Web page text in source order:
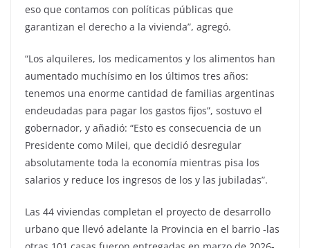
eso que contamos con políticas públicas que
garantizan el derecho a la vivienda”, agregó.
“Los alquileres, los medicamentos y los alimentos han
aumentado muchísimo en los últimos tres años:
tenemos una enorme cantidad de familias argentinas
endeudadas para pagar los gastos fijos”, sostuvo el
gobernador, y añadió: “Esto es consecuencia de un
Presidente como Milei, que decidió desregular
absolutamente toda la economía mientras pisa los
salarios y reduce los ingresos de los y las jubiladas”.
Las 44 viviendas completan el proyecto de desarrollo
urbano que llevó adelante la Provincia en el barrio -las